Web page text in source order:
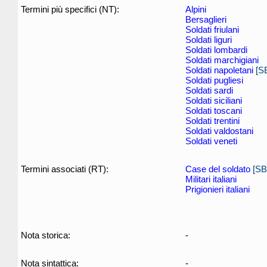
Termini più specifici (NT):
Alpini
Bersaglieri
Soldati friulani
Soldati liguri
Soldati lombardi
Soldati marchigiani
Soldati napoletani
Soldati pugliesi
Soldati sardi
Soldati siciliani
Soldati toscani
Soldati trentini
Soldati valdostani
Soldati veneti
Termini associati (RT): Case del soldato
Militari italiani
Prigionieri italiani
Nota storica: -
Nota sintattica: -